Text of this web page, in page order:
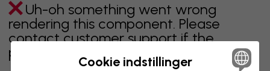
Uh-oh something went wrong
rendering this component. Please
contact customer support if the
problem persists.
Cookie indstillinger